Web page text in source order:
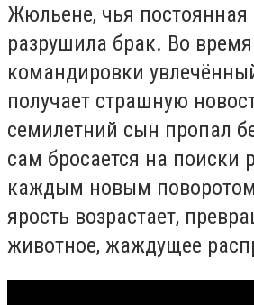
Жюльене, чья постоянная
разрушила брак. Во
командировки
получает страшную
семилетний сын пропал
сам бросается на поиски
каждым новым
ярость возрастает,
животное, жаждущее